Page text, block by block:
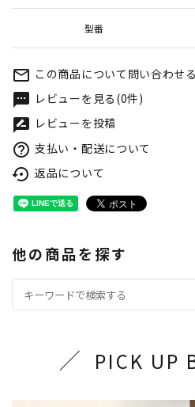
型番
mail_outline この商品について問い合わせる
textsms レビューを見る(0件)
rate_review レビューを投稿
help_outline 支払い・配送について
settings_backup_restore 返品について
他の商品を探す
PICK UP